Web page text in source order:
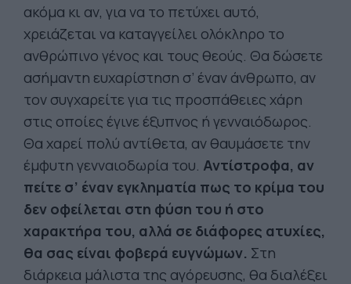
ακόμα κι αν, για να το πετύχει αυτό,
χρειάζεται να καταγγείλει ολόκληρο το
ανθρώπινο γένος και τους θεούς. Θα δώσετε
ασήμαντη ευχαρίστηση σ’ έναν άνθρωπο, αν
τον συγχαρείτε για τις προσπάθειες χάρη
στις οποίες έγινε έξυπνος ή γενναιόδωρος.
Θα χαρεί πολύ αντίθετα, αν θαυμάσετε την
έμφυτη γενναιοδωρία του. Αντίστροφα, αν
πείτε σ’ έναν εγκληματία πως το κρίμα του
δεν οφείλεται στη φύση του ή στο
χαρακτήρα του, αλλά σε διάφορες ατυχίες,
θα σας είναι φοβερά ευγνώμων. Στη
διάρκεια μάλιστα της αγόρευσης, θα διαλέξει